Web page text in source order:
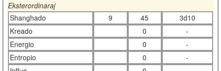
Eksterordinaraj
Shanghado
9 45
3d10
Kreado
0
-
Energio
0
-
Entropio
0
-